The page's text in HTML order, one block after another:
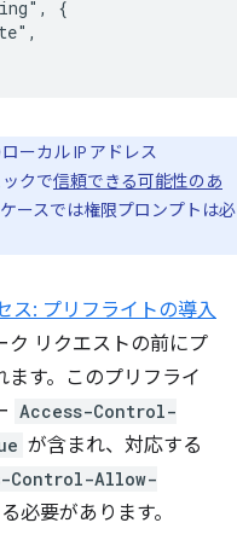
{
ーカル IP アドレス
クで信頼できる可能性のあ
ースでは権限プロンプトは必
ス: プリフライトの導入
ク リクエストの前にプ
ます。このプリフライ
Access-Control-
が含まれ、対応する
Control-Allow-
必要があります。